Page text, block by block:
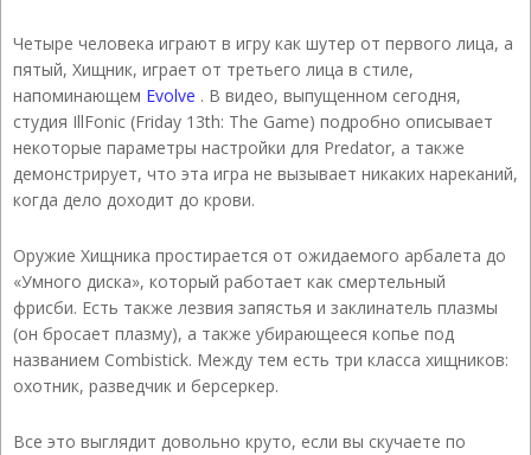
Четыре человека играют в игру как шутер от первого лица, а
пятый, Хищник, играет от третьего лица в стиле,
напоминающем Evolve . В видео, выпущенном сегодня,
студия IllFonic (Friday 13th: The Game) подробно описывает
некоторые параметры настройки для Predator, а также
демонстрирует, что эта игра не вызывает никаких нареканий,
когда дело доходит до крови.
Оружие Хищника простирается от ожидаемого арбалета до
«Умного диска», который работает как смертельный
фрисби. Есть также лезвия запястья и заклинатель плазмы
(он бросает плазму), а также убирающееся копье под
названием Combistick. Между тем есть три класса хищников:
охотник, разведчик и берсеркер.
Все это выглядит довольно круто, если вы скучаете по